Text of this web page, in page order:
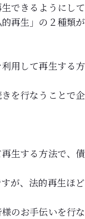
できるようにして
再生」の２種類が
用して再生する
を行なうことで
生する方法で、
が、法的再生ほ
のお手伝いを行な